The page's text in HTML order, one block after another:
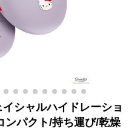
シャルハイドレーショ
ンパクト/持ち運び/乾燥